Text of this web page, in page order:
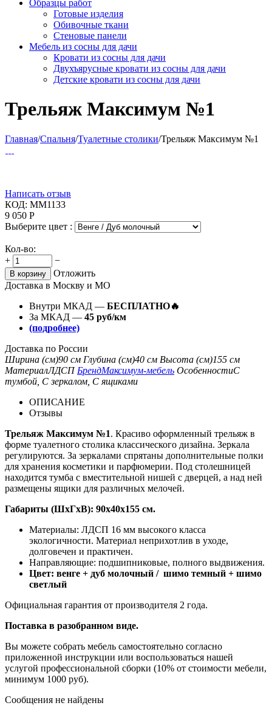
Образцы работ
Готовые изделия
Обивочные ткани
Стеновые панели
Мебель из сосны для дачи
Кровати из сосны для дачи
Двухъярусные кровати из сосны для дачи
Детские кровати из сосны для дачи
Трельяж Максимум №1
Главная/Спальня/Туалетные столики/Трельяж Максимум №1
Написать отзыв
КОД: ММ1133
9 050 Р
Выберите цвет :
Кол-во:
+
−
В корзину
Отложить
Доставка в Москву и МО
Внутри МКАД — БЕСПЛАТНО🔥
За МКАД — 45 руб/км
(подробнее)
Доставка по России
Ширина (см)90 см Глубина (см)40 см Высота (см)155 см
МатериалЛДСП БрендМаксимум-мебель ОсобенностиС
тумбой, С зеркалом, С ящиками
ОПИСАНИЕ
Отзывы
Трельяж Максимум №1. Красиво оформленный трельяж в
форме туалетного столика классического дизайна. Зеркала
регулируются. За зеркалами спрятаны дополнительные полки
для хранения косметики и парфюмерии. Под столешницей
находится тумба с вместительной нишей с дверцей, а над ней
размещены ящики для различных мелочей.
Габариты (ШхГхВ): 90х40х155 см.
Материалы: ЛДСП 16 мм высокого класса
экологичности. Материал неприхотлив в уходе,
долговечен и практичен.
Направляющие: подшипниковые, полного выдвижения.
Цвет: венге + дуб молочный / шимо темный + шимо
светлый
Официальная гарантия от производителя 2 года.
Поставка в разобранном виде.
Вы можете собрать мебель самостоятельно согласно
приложенной инструкции или воспользоваться нашей
услугой профессиональной сборки (10% от стоимости мебели,
минимум 1000 руб).
Сообщения не найдены